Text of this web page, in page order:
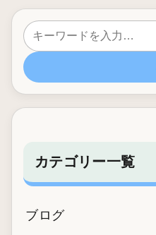
カテゴリー一覧
ブログ